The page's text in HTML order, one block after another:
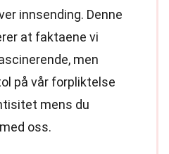
innsending. Denne
at faktaene vi
men
på vår forpliktelse
mens du
oss.